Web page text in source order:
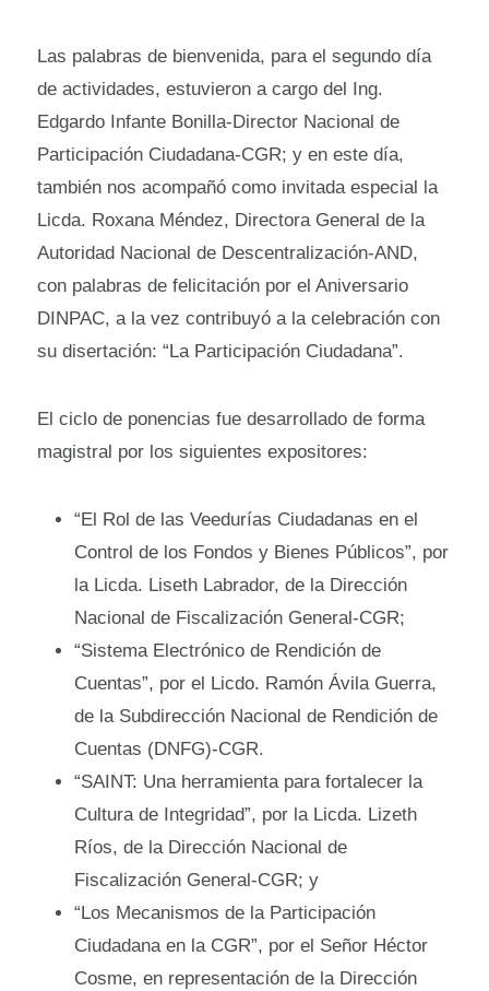
Las palabras de bienvenida, para el segundo día
de actividades, estuvieron a cargo del Ing.
Edgardo Infante Bonilla-Director Nacional de
Participación Ciudadana-CGR; y en este día,
también nos acompañó como invitada especial la
Licda. Roxana Méndez, Directora General de la
Autoridad Nacional de Descentralización-AND,
con palabras de felicitación por el Aniversario
DINPAC, a la vez contribuyó a la celebración con
su disertación: “La Participación Ciudadana”.
El ciclo de ponencias fue desarrollado de forma
magistral por los siguientes expositores:
“El Rol de las Veedurías Ciudadanas en el
Control de los Fondos y Bienes Públicos”, por
la Licda. Liseth Labrador, de la Dirección
Nacional de Fiscalización General-CGR;
“Sistema Electrónico de Rendición de
Cuentas”, por el Licdo. Ramón Ávila Guerra,
de la Subdirección Nacional de Rendición de
Cuentas (DNFG)-CGR.
“SAINT: Una herramienta para fortalecer la
Cultura de Integridad”, por la Licda. Lizeth
Ríos, de la Dirección Nacional de
Fiscalización General-CGR; y
“Los Mecanismos de la Participación
Ciudadana en la CGR”, por el Señor Héctor
Cosme, en representación de la Dirección